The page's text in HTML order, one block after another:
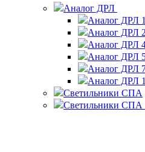
Аналог ДРЛ
Аналог ДРЛ
Аналог ДРЛ
Аналог ДРЛ
Аналог ДРЛ
Аналог ДРЛ
Аналог ДРЛ
Светильники СПА
Светильники